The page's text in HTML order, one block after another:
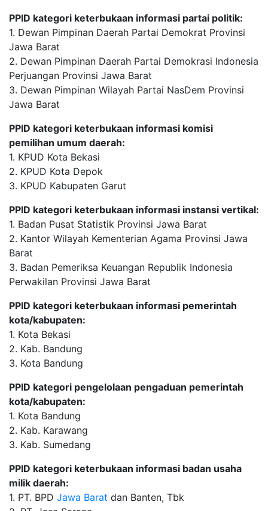
PPID kategori keterbukaan informasi partai politik:
1. Dewan Pimpinan Daerah Partai Demokrat Provinsi
Jawa Barat
2. Dewan Pimpinan Daerah Partai Demokrasi Indonesia
Perjuangan Provinsi Jawa Barat
3. Dewan Pimpinan Wilayah Partai NasDem Provinsi
Jawa Barat
PPID kategori keterbukaan informasi komisi
pemilihan umum daerah:
1. KPUD Kota Bekasi
2. KPUD Kota Depok
3. KPUD Kabupaten Garut
PPID kategori keterbukaan informasi instansi vertikal:
1. Badan Pusat Statistik Provinsi Jawa Barat
2. Kantor Wilayah Kementerian Agama Provinsi Jawa
Barat
3. Badan Pemeriksa Keuangan Republik Indonesia
Perwakilan Provinsi Jawa Barat
PPID kategori keterbukaan informasi pemerintah
kota/kabupaten:
1. Kota Bekasi
2. Kab. Bandung
3. Kota Bandung
PPID kategori pengelolaan pengaduan pemerintah
kota/kabupaten:
1. Kota Bandung
2. Kab. Karawang
3. Kab. Sumedang
PPID kategori keterbukaan informasi badan usaha
milik daerah:
1. PT. BPD Jawa Barat dan Banten, Tbk